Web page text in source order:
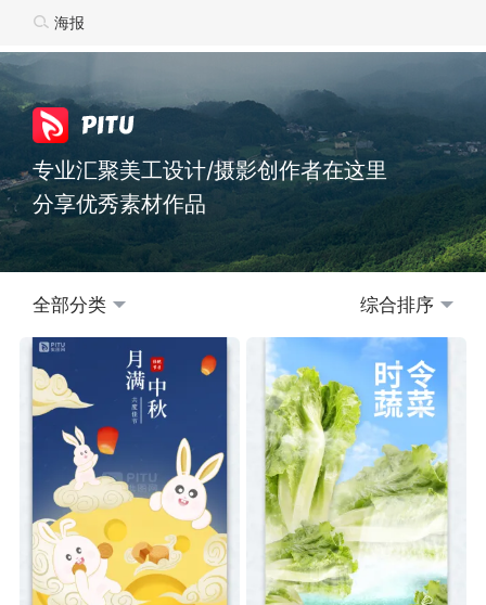
专业汇聚美工设计/摄影创作者在这里
分享优秀素材作品
全部分类 综合排序